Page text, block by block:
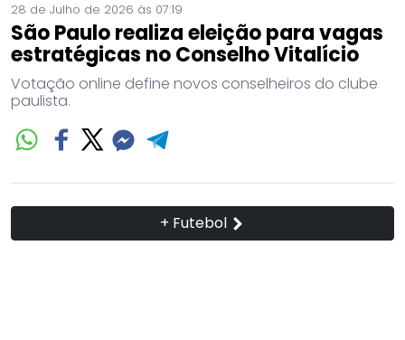
28 de Julho de 2026 às 07:19
São Paulo realiza eleição para vagas
estratégicas no Conselho Vitalício
Votação online define novos conselheiros do clube
paulista.
+ Futebol